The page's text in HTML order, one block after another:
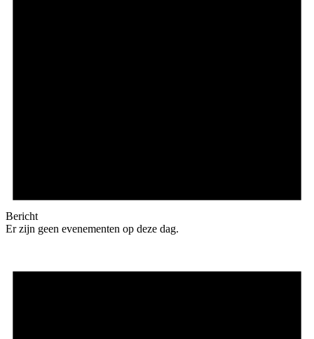
Bericht
Er zijn geen evenementen op deze dag.